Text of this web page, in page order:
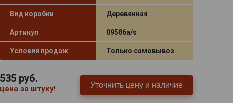
Вид коробки Деревянная
Артикул 09586a/s
Условия продаж Только самовывоз
535руб.
цена за штуку! Уточнить цену и наличие